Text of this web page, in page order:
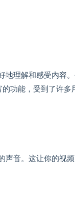
地理解和感受内容
功能，受到了许多
声音。这让你的视